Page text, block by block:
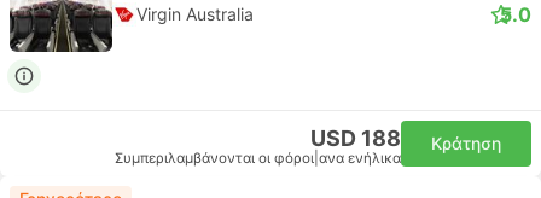
Virgin Australia 5.0
USD 188
Συμπεριλαμβάνονται οι φόροι ανα ενήλικα
Κράτηση